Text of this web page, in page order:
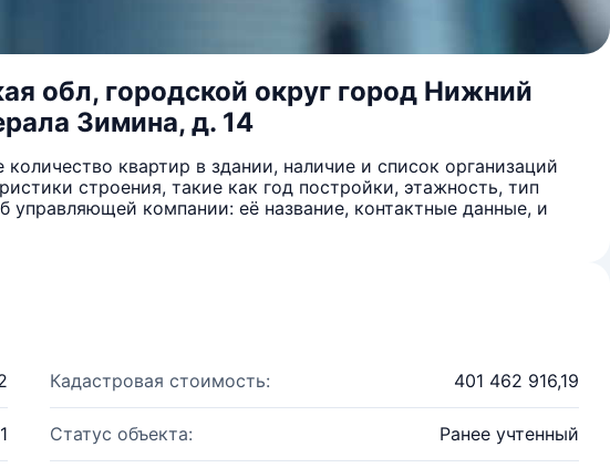
обл, городской округ город Нижний
Зимина, д. 14
квартир в здании, наличие и список организаций
строения, такие как год постройки, этажность, тип
компании: её название, контактные данные, и
Кадастровая стоимость: 401 462 916,19
Статус объекта: Ранее учтенный